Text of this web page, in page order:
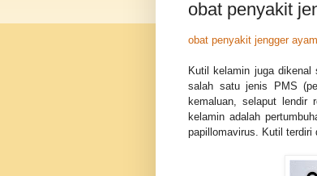
obat penyakit
obat penyakit jengger
Kutil kelamin juga
salah satu jenis PMS
kemaluan, selaput lendir
kelamin adalah
papillomavirus. Kutil terdiri